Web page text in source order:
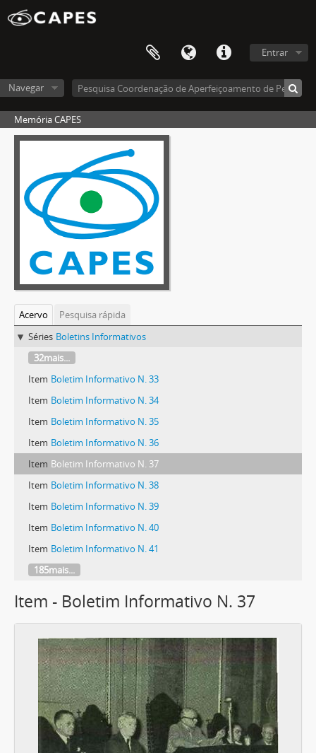
Entrar
Navegar
Memória CAPES
Acervo
Pesquisa rápida
Séries Boletins Informativos
32mais...
Item Boletim Informativo N. 33
Item Boletim Informativo N. 34
Item Boletim Informativo N. 35
Item Boletim Informativo N. 36
Item Boletim Informativo N. 37
Item Boletim Informativo N. 38
Item Boletim Informativo N. 39
Item Boletim Informativo N. 40
Item Boletim Informativo N. 41
185mais...
Item - Boletim Informativo N. 37